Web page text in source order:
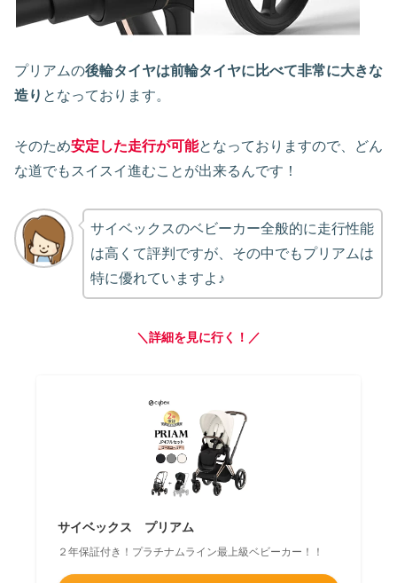
プリアムの後輪タイヤは前輪タイヤに比べて非常に大きな
造り となっております。
そのため安定した走行が可能となっておりますので、どん
な道でもスイスイ進むことが出来るんです！
サイベックスのベビーカー全般的に走行性能
は高くて評判ですが、その中でもプリアムは
特に優れていますよ♪
＼詳細を見に行く！／
サイベックス プリアム
２年保証付き！プラチナムライン最上級ベビーカー！！